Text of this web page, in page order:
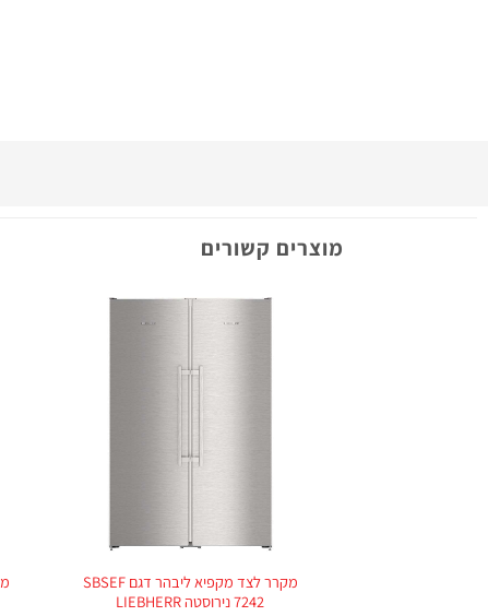
מוצרים קשורים
מקרר לצד מקפיא ליבהר דגם SBSEF
7242 נירוסטה LIEBHERR